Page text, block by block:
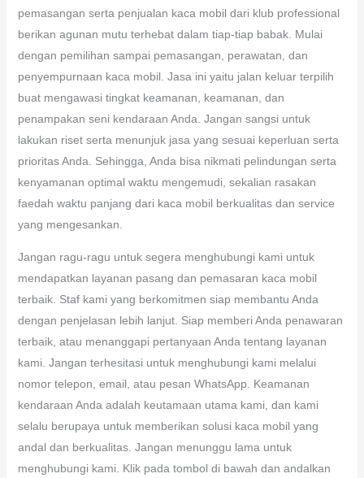
pemasangan serta penjualan kaca mobil dari klub professional
berikan agunan mutu terhebat dalam tiap-tiap babak. Mulai
dengan pemilihan sampai pemasangan, perawatan, dan
penyempurnaan kaca mobil. Jasa ini yaitu jalan keluar terpilih
buat mengawasi tingkat keamanan, keamanan, dan
penampakan seni kendaraan Anda. Jangan sangsi untuk
lakukan riset serta menunjuk jasa yang sesuai keperluan serta
prioritas Anda. Sehingga, Anda bisa nikmati pelindungan serta
kenyamanan optimal waktu mengemudi, sekalian rasakan
faedah waktu panjang dari kaca mobil berkualitas dan service
yang mengesankan.
Jangan ragu-ragu untuk segera menghubungi kami untuk
mendapatkan layanan pasang dan pemasaran kaca mobil
terbaik. Staf kami yang berkomitmen siap membantu Anda
dengan penjelasan lebih lanjut. Siap memberi Anda penawaran
terbaik, atau menanggapi pertanyaan Anda tentang layanan
kami. Jangan terhesitasi untuk menghubungi kami melalui
nomor telepon, email, atau pesan WhatsApp. Keamanan
kendaraan Anda adalah keutamaan utama kami, dan kami
selalu berupaya untuk memberikan solusi kaca mobil yang
andal dan berkualitas. Jangan menunggu lama untuk
menghubungi kami. Klik pada tombol di bawah dan andalkan